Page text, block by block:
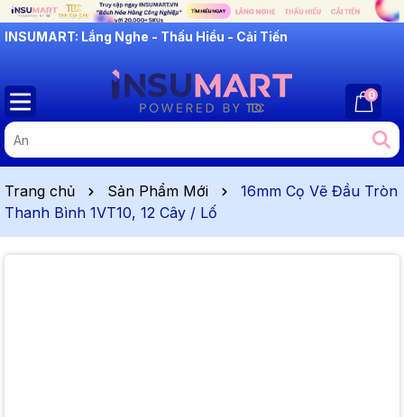
INSUMART: Lắng Nghe - Thấu Hiểu - Cải Tiến
0
Trang chủ Sản Phẩm Mới
16mm Cọ Vẽ Đầu Tròn
Thanh Bình 1VT10, 12 Cây / Lố